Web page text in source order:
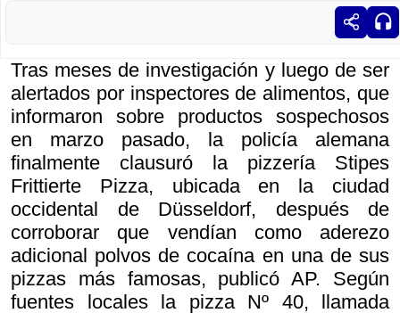
Tras meses de investigación y luego de ser
alertados por inspectores de alimentos, que
informaron sobre productos sospechosos
en marzo pasado, la policía alemana
finalmente clausuró la pizzería Stipes
Frittierte Pizza, ubicada en la ciudad
occidental de Düsseldorf, después de
corroborar que vendían como aderezo
adicional polvos de cocaína en una de sus
pizzas más famosas, publicó AP. Según
fuentes locales la pizza Nº 40, llamada